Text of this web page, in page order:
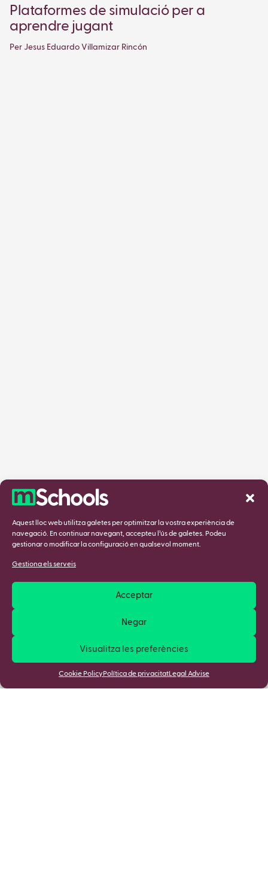
Aquest lloc web utilitza galetes per optimitzar la vostra experiència de
navegació. En continuar navegant, accepteu l’ús de galetes. Podeu
gestionar o modificar la configuració en qualsevol moment.
Gestiona els serveis
Acceptar
Negar
Visualitza les preferències
Cookie Policy Política de privacitatLegal Advise
Plataformes de simulació per a
aprendre jugant
Per Jesus Eduardo Villamizar Rincón